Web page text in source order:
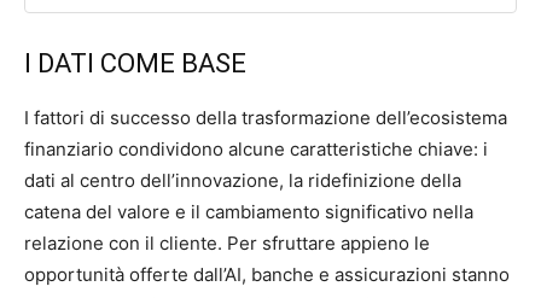
I DATI COME BASE
I fattori di successo della trasformazione dell’ecosistema
finanziario condividono alcune caratteristiche chiave: i
dati al centro dell’innovazione, la ridefinizione della
catena del valore e il cambiamento significativo nella
relazione con il cliente. Per sfruttare appieno le
opportunità offerte dall’AI, banche e assicurazioni stanno